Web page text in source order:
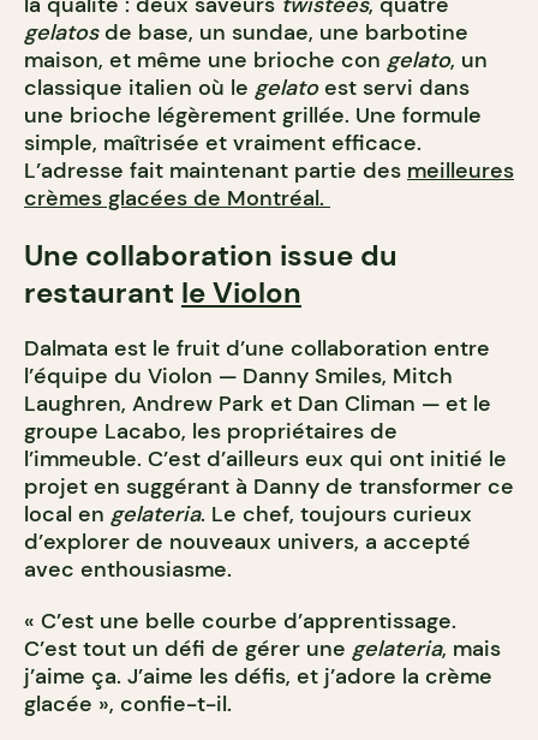
gelatosde base, un sundae, une barbotine
maison, et même une brioche con gelato, un
classique italien où le gelatoest servi dans
une brioche légèrement grillée. Une formule
simple, maîtrisée et vraiment efficace.
L’adresse fait maintenant partie des meilleures
crèmes glacées de Montréal.
Une collaboration issue du
restaurant le Violon
Dalmata est le fruit d’une collaboration entre
l’équipe du Violon — Danny Smiles, Mitch
Laughren, Andrew Park et Dan Climan — et le
groupe Lacabo, les propriétaires de
l’immeuble. C’est d’ailleurs eux qui ont initié le
projet en suggérant à Danny de transformer ce
local en gelateria. Le chef, toujours curieux
d’explorer de nouveaux univers, a accepté
avec enthousiasme.
« C’est une belle courbe d’apprentissage.
C’est tout un défi de gérer une gelateria, mais
j’aime ça. J’aime les défis, et j’adore la crème
glacée », confie-t-il.